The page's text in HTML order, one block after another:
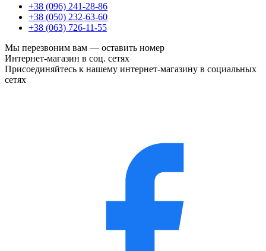
+38 (096) 241-28-86
+38 (050) 232-63-60
+38 (063) 726-11-55
Мы перезвоним вам — оставить номер
Интернет-магазин в соц. сетях
Присоединяйтесь к нашему интернет-магазину в социальных
сетях